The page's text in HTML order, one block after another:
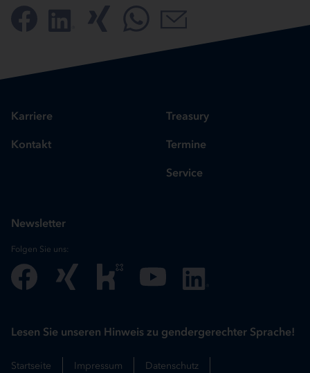
Karriere
Kontakt
Treasury
Termine
Service
Newsletter
Folgen Sie uns:
Lesen Sie unseren Hinweis zu gendergerechter Sprache!
Startseite Impressum Datenschutz